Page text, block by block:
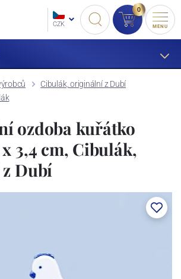
CZK
0
MENU
Cibulák, originální z Dubí
ozdoba kuřátko
3,4 cm, Cibulák,
Dubí